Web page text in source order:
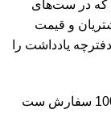
که در ست‌های
و قیمت
یادداشت را